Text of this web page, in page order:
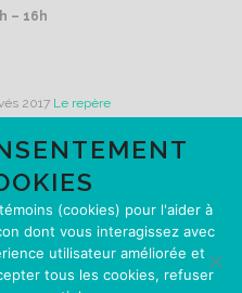
– 16h
2017 Le repère
financement de
(cookies) pour l'aider à
dont vous interagissez avec
utilisateur améliorée et
tous les cookies, refuser